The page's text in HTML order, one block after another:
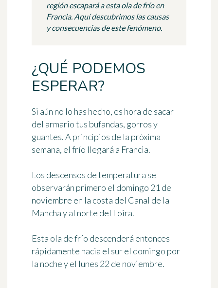
región escapará a esta ola de frío en
Francia. Aquí descubrimos las causas
y consecuencias de este fenómeno.
¿QUÉ PODEMOS
ESPERAR?
Si aún no lo has hecho, es hora de sacar
del armario tus bufandas, gorros y
guantes. A principios de la próxima
semana, el frío llegará a Francia.
Los descensos de temperatura se
observarán primero el domingo 21 de
noviembre en la costa del Canal de la
Mancha y al norte del Loira.
Esta ola de frío descenderá entonces
rápidamente hacia el sur el domingo por
la noche y el lunes 22 de noviembre.